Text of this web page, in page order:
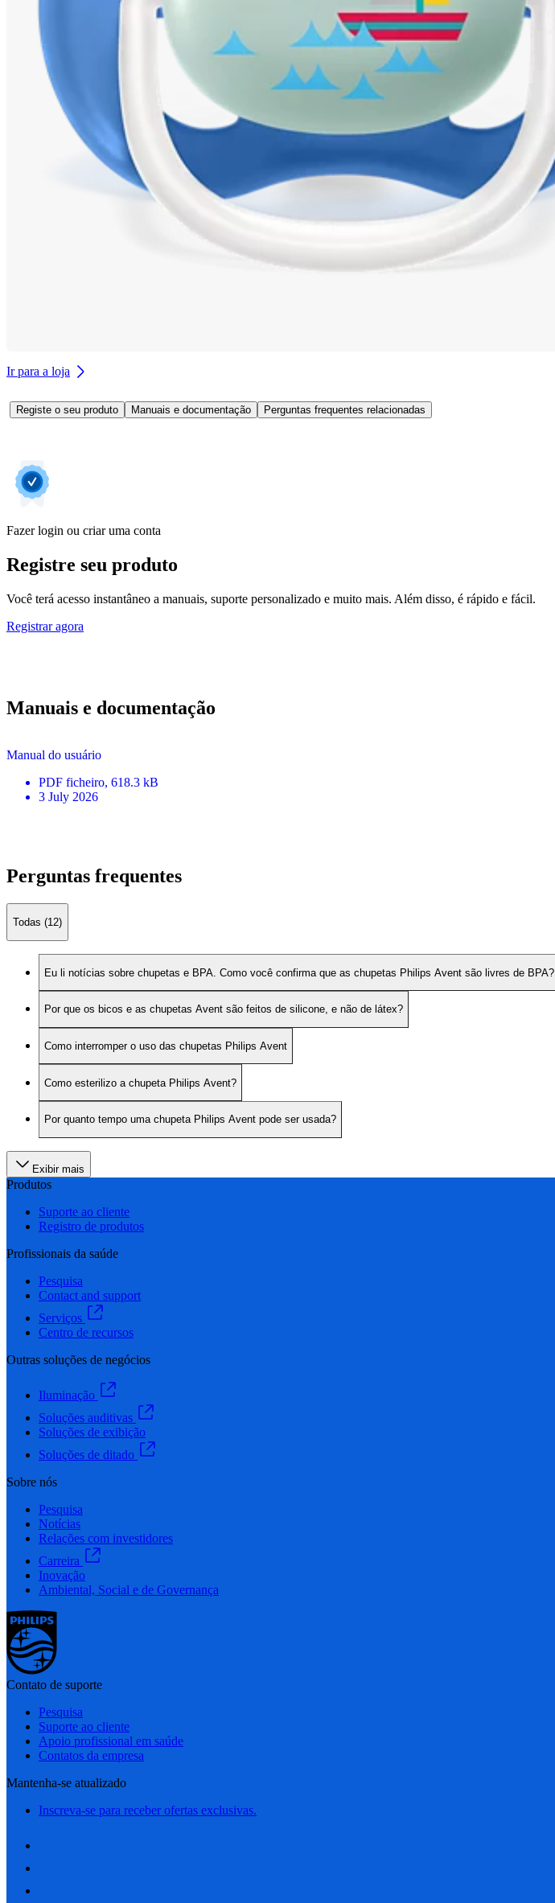
Ir para a loja
Registe o seu produto Manuais e documentação Perguntas frequentes relacionadas
Fazer login ou criar uma conta
Registre seu produto
Você terá acesso instantâneo a manuais, suporte personalizado e muito mais. Além disso, é rápido e fácil.
Registrar agora
Manuais e documentação
Manual do usuário
PDF ficheiro, 618.3 kB
3 July 2026
Perguntas frequentes
Todas (12)
Eu li notícias sobre chupetas e BPA. Como você confirma que as chupetas Philips Avent são livres de BPA?
Por que os bicos e as chupetas Avent são feitos de silicone, e não de látex?
Como interromper o uso das chupetas Philips Avent
Como esterilizo a chupeta Philips Avent?
Por quanto tempo uma chupeta Philips Avent pode ser usada?
Exibir mais
Produtos
Suporte ao cliente
Registro de produtos
Profissionais da saúde
Pesquisa
Contact and support
Serviços
Centro de recursos
Outras soluções de negócios
Iluminação
Soluções auditivas
Soluções de exibição
Soluções de ditado
Sobre nós
Pesquisa
Notícias
Relações com investidores
Carreira
Inovação
Ambiental, Social e de Governança
Contato de suporte
Pesquisa
Suporte ao cliente
Apoio profissional em saúde
Contatos da empresa
Mantenha-se atualizado
Inscreva-se para receber ofertas exclusivas.